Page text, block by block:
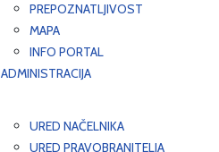
PREPOZNATLJIVOST
MAPA
INFO PORTAL
ADMINISTRACIJA
URED NAČELNIKA
URED PRAVOBRANITELJA